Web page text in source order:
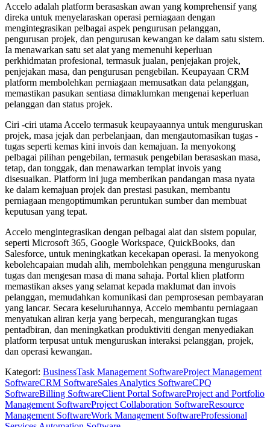
Accelo adalah platform berasaskan awan yang komprehensif yang
direka untuk menyelaraskan operasi perniagaan dengan
mengintegrasikan pelbagai aspek pengurusan pelanggan,
pengurusan projek, dan pengurusan kewangan ke dalam satu sistem.
Ia menawarkan satu set alat yang memenuhi keperluan
perkhidmatan profesional, termasuk jualan, penjejakan projek,
penjejakan masa, dan pengurusan pengebilan. Keupayaan CRM
platform membolehkan perniagaan memusatkan data pelanggan,
memastikan pasukan sentiasa dimaklumkan mengenai keperluan
pelanggan dan status projek.
Ciri -ciri utama Accelo termasuk keupayaannya untuk menguruskan
projek, masa jejak dan perbelanjaan, dan mengautomasikan tugas -
tugas seperti kemas kini invois dan kemajuan. Ia menyokong
pelbagai pilihan pengebilan, termasuk pengebilan berasaskan masa,
tetap, dan tonggak, dan menawarkan templat invois yang
disesuaikan. Platform ini juga memberikan pandangan masa nyata
ke dalam kemajuan projek dan prestasi pasukan, membantu
perniagaan mengoptimumkan peruntukan sumber dan membuat
keputusan yang tepat.
Accelo mengintegrasikan dengan pelbagai alat dan sistem popular,
seperti Microsoft 365, Google Workspace, QuickBooks, dan
Salesforce, untuk meningkatkan kecekapan operasi. Ia menyokong
kebolehcapaian mudah alih, membolehkan pengguna menguruskan
tugas dan mengesan masa di mana sahaja. Portal klien platform
memastikan akses yang selamat kepada maklumat dan invois
pelanggan, memudahkan komunikasi dan pemprosesan pembayaran
yang lancar. Secara keseluruhannya, Accelo membantu perniagaan
menyatukan aliran kerja yang berpecah, mengurangkan tugas
pentadbiran, dan meningkatkan produktiviti dengan menyediakan
platform terpusat untuk menguruskan interaksi pelanggan, projek,
dan operasi kewangan.
Kategori: BusinessTask Management SoftwareProject Management
SoftwareCRM SoftwareSales Analytics SoftwareCPQ
SoftwareBilling SoftwareClient Portal SoftwareProject and Portfolio
Management SoftwareProject Collaboration SoftwareResource
Management SoftwareWork Management SoftwareProfessional